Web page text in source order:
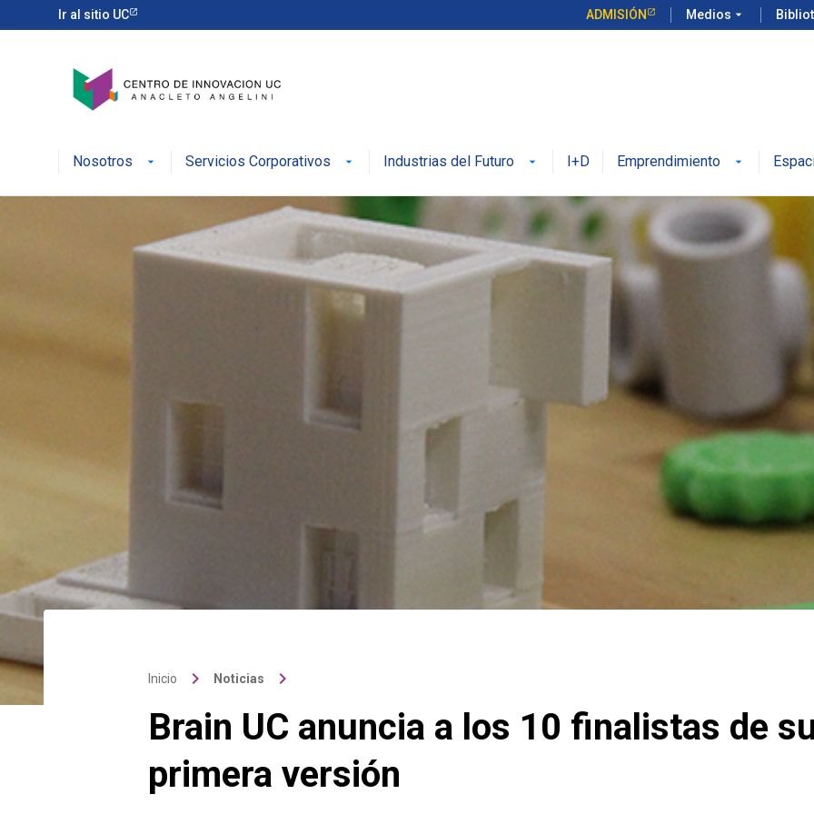
Ir al sitio UC ADMISIÓN Medios arrow_drop_down
Nosotros Servicios Corporativos Industrias del Futuro I+D Emprendimiento
Inicio keyboard_arrow_right Noticias keyboard_arrow_right
Brain UC anuncia a los 10 finalistas de
primera versión